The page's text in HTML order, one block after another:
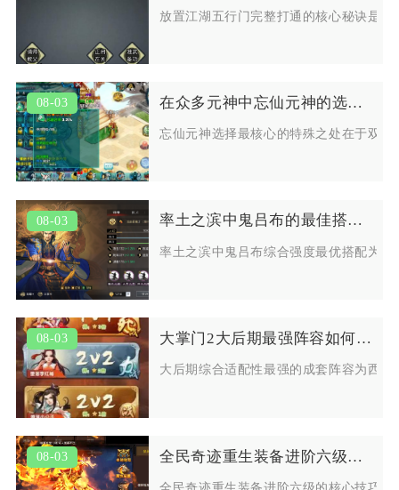
放置江湖五行门完整打通的核心秘诀是
08-03 在众多元神中忘仙元神的选择有何特殊之处
忘仙元神选择最核心的特殊之处在于双
08-03 率土之滨中鬼吕布的最佳搭配是谁
率土之滨中鬼吕布综合强度最优搭配为
08-03 大掌门2大后期最强阵容如何应对不同敌人
大后期综合适配性最强的成套阵容为西
08-03 全民奇迹重生装备进阶六级的技巧有哪些